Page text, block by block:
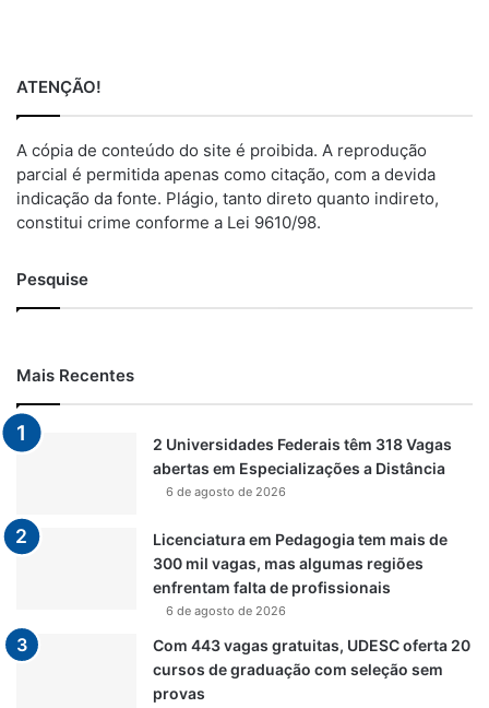
ATENÇÃO!
A cópia de conteúdo do site é proibida. A reprodução
parcial é permitida apenas como citação, com a devida
indicação da fonte. Plágio, tanto direto quanto indireto,
constitui crime conforme a Lei 9610/98.
Pesquise
Mais Recentes
2 Universidades Federais têm 318 Vagas
abertas em Especializações a Distância
6 de agosto de 2026
Licenciatura em Pedagogia tem mais de
300 mil vagas, mas algumas regiões
enfrentam falta de profissionais
6 de agosto de 2026
Com 443 vagas gratuitas, UDESC oferta 20
cursos de graduação com seleção sem
provas